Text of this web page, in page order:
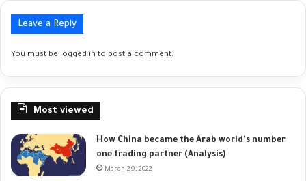
Leave a Reply
You must be logged in to post a comment.
Most viewed
How China became the Arab world's number
one trading partner (Analysis)
March 29, 2022